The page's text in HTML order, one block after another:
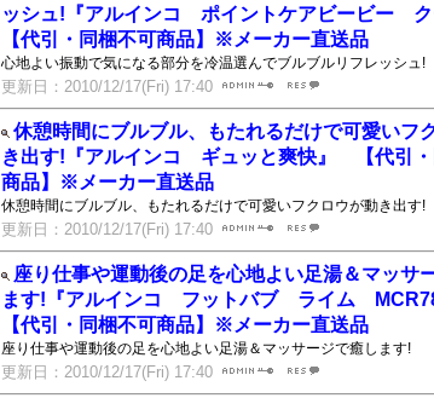
ッシュ!『アルインコ ポイントケアビービー
【代引・同梱不可商品】※メーカー直送品
心地よい振動で気になる部分を冷温選んでブルブルリフレッシュ!
更新日：2010/12/17(Fri) 17:40
休憩時間にブルブル、もたれるだけで可愛いフ
き出す!『アルインコ ギュッと爽快』 【代引・
商品】※メーカー直送品
休憩時間にブルブル、もたれるだけで可愛いフクロウが動き出す!
更新日：2010/12/17(Fri) 17:40
座り仕事や運動後の足を心地よい足湯＆マッサ
ます!『アルインコ フットバブ ライム
【代引・同梱不可商品】※メーカー直送品
座り仕事や運動後の足を心地よい足湯＆マッサージで癒します!
更新日：2010/12/17(Fri) 17:40